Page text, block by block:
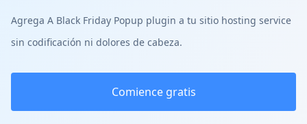
Agrega A Black Friday Popup plugin a tu sitio hosting service
sin codificación ni dolores de cabeza.
Comience gratis